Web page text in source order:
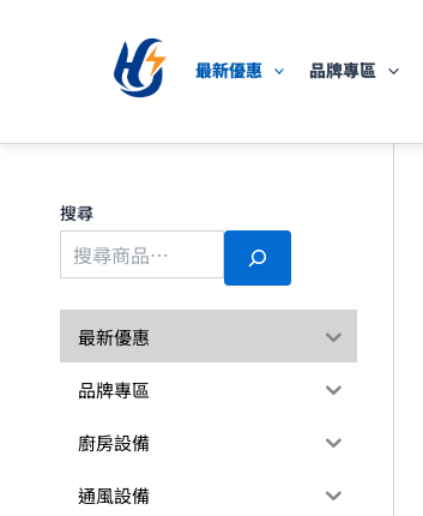
內
最新優惠 品牌專區
搜尋
最新優惠
品牌專區
廚房設備
通風設備